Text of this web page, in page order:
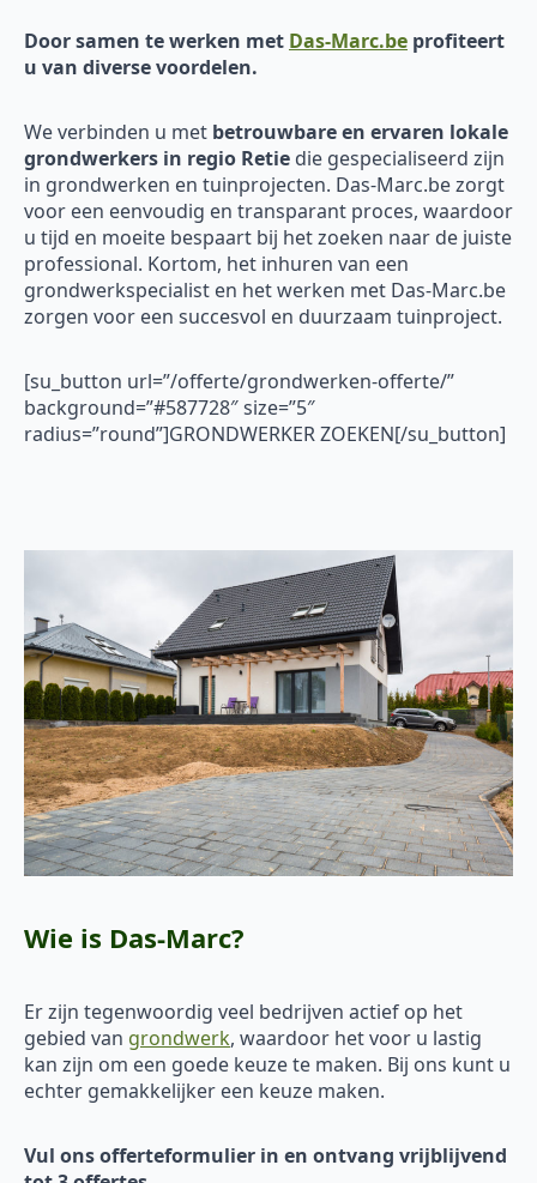
Door samen te werken met Das-Marc.be profiteert
u van diverse voordelen.
We verbinden u met betrouwbare en ervaren lokale
grondwerkers in regio Retie die gespecialiseerd zijn
in grondwerken en tuinprojecten. Das-Marc.be zorgt
voor een eenvoudig en transparant proces, waardoor
u tijd en moeite bespaart bij het zoeken naar de juiste
professional. Kortom, het inhuren van een
grondwerkspecialist en het werken met Das-Marc.be
zorgen voor een succesvol en duurzaam tuinproject.
[su_button url=”/offerte/grondwerken-offerte/”
background=”#587728″ size=”5″
radius=”round”]GRONDWERKER ZOEKEN[/su_button]
Wie is Das-Marc?
Er zijn tegenwoordig veel bedrijven actief op het
gebied van grondwerk, waardoor het voor u lastig
kan zijn om een goede keuze te maken. Bij ons kunt u
echter gemakkelijker een keuze maken.
Vul ons offerteformulier in en ontvang vrijblijvend